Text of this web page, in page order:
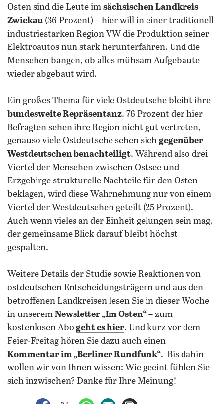
Osten sind die Leute im sächsischen Landkreis
Zwickau (36 Prozent) – hier will in einer traditionell
industriestarken Region VW die Produktion seiner
Elektroautos nun stark herunterfahren. Und die
Menschen bangen, ob alles mühsam Aufgebaute
wieder abgebaut wird.
Ein großes Thema für viele Ostdeutsche bleibt ihre
bundesweite Repräsentanz. 76 Prozent der hier
Befragten sehen ihre Region nicht gut vertreten,
genauso viele Ostdeutsche sehen sich gegenüber
Westdeutschen benachteiligt. Während also drei
Viertel der Menschen zwischen Ostsee und
Erzgebirge strukturelle Nachteile für den Osten
beklagen, wird diese Wahrnehmung nur von einem
Viertel der Westdeutschen geteilt (25 Prozent).
Auch wenn vieles an der Einheit gelungen sein mag,
der gemeinsame Blick darauf bleibt höchst
gespalten.
Weitere Details der Studie sowie Reaktionen von
ostdeutschen Entscheidungsträgern und aus den
betroffenen Landkreisen lesen Sie in dieser Woche
in unserem Newsletter „Im Osten“ – zum
kostenlosen Abo geht es hier. Und kurz vor dem
Feier-Freitag hören Sie dazu auch einen
Kommentar im „Berliner Rundfunk“. Bis dahin
wollen wir von Ihnen wissen: Wie geeint fühlen Sie
sich inzwischen? Danke für Ihre Meinung!